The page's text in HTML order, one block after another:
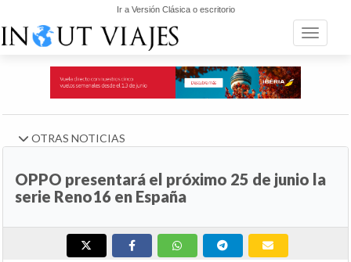
Ir a Versión Clásica o escritorio
Toggle
OTRAS NOTICIAS
OPPO presentará el próximo 25 de junio la
serie Reno16 en España